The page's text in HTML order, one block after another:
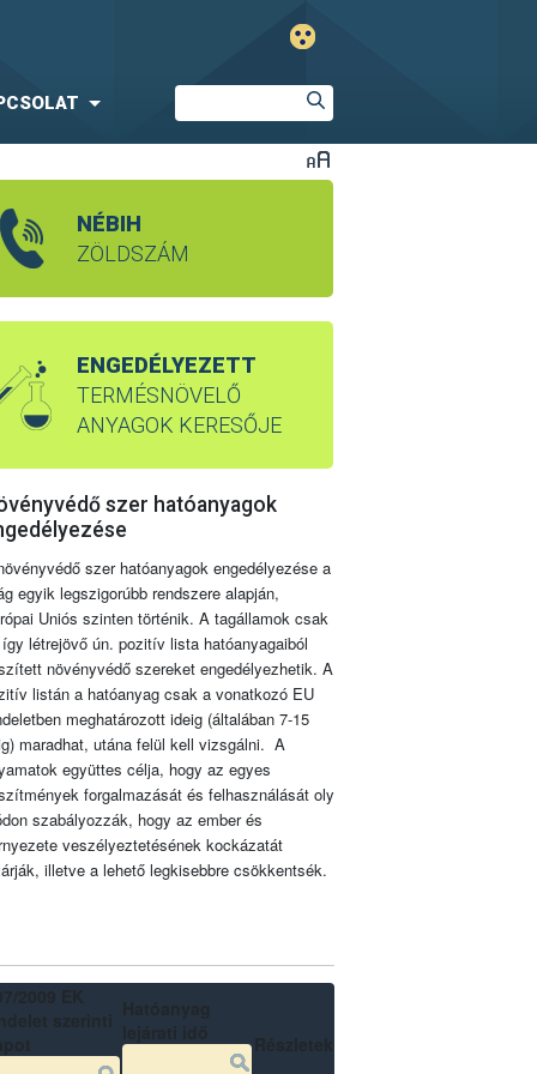
NÉBIH
ZÖLDSZÁM
ENGEDÉLYEZETT
TERMÉSNÖVELŐ
ANYAGOK KERESŐJE
szer hatóanyagok
szer hatóanyagok engedélyezése a
egyik legszigorúbb rendszere alapján,
Uniós szinten történik. A tagállamok csak
létrejövő ún. pozitív lista hatóanyagaiból
növényvédő szereket engedélyezhetik. A
listán a hatóanyag csak a vonatkozó EU
meghatározott ideig (általában 7-15
maradhat, utána felül kell vizsgálni. A
együttes célja, hogy az egyes
forgalmazását és felhasználását oly
szabályozzák, hogy az ember és
veszélyeztetésének kockázatát
illetve a lehető legkisebbre csökkentsék.